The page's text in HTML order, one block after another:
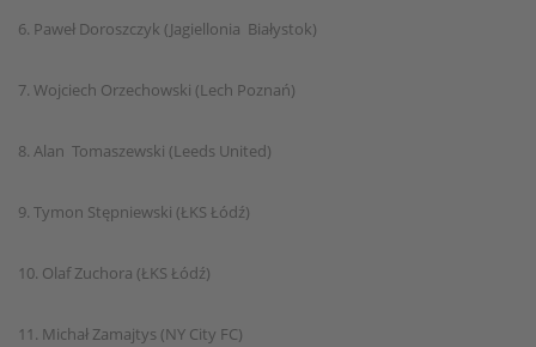
6. Paweł Doroszczyk (Jagiellonia Białystok)
7. Wojciech Orzechowski (Lech Poznań)
8. Alan Tomaszewski (Leeds United)
9. Tymon Stępniewski (ŁKS Łódź)
10. Olaf Zuchora (ŁKS Łódź)
11. Michał Zamajtys (NY City FC)